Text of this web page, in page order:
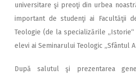
universitare şi preoţi din urbea
important de studenţi ai Facultăţii
Teologie (de la specializările „Istorie“
elevi ai Seminarului Teologic „Sfântul
După salutul şi prezentarea